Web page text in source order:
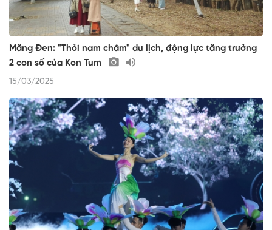
Măng Đen: "Thỏi nam châm" du lịch, động lực tăng trưởng
2 con số của Kon Tum
15/03/2025